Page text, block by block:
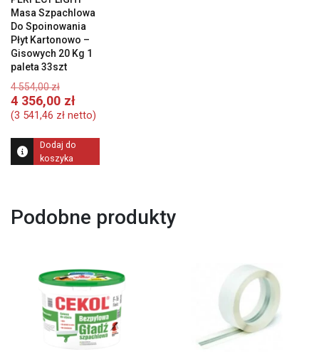
Masa Szpachlowa
Do Spoinowania
Płyt Kartonowo –
Gisowych 20 Kg 1
paleta 33szt
4 554,00złPierwotna
cena
wynosiła:
554,00 zł.
4 356,00 zł
4
(3 541,46 zł netto)
Dodaj do
koszyka
Podobne produkty